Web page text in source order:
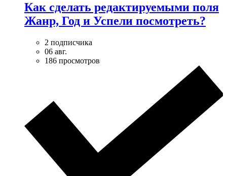
Как сделать редактируемыми поля
Жанр, Год и Успели посмотреть?
2 подписчика
06 авг.
186 просмотров